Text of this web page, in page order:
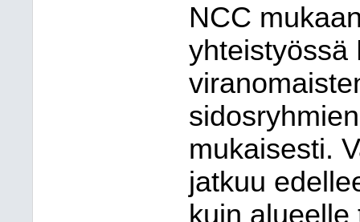
NCC
yhteistyössä
mukaisesti.
jatkuu
kuin alueelle